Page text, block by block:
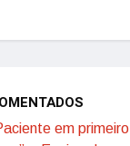
em primeiro